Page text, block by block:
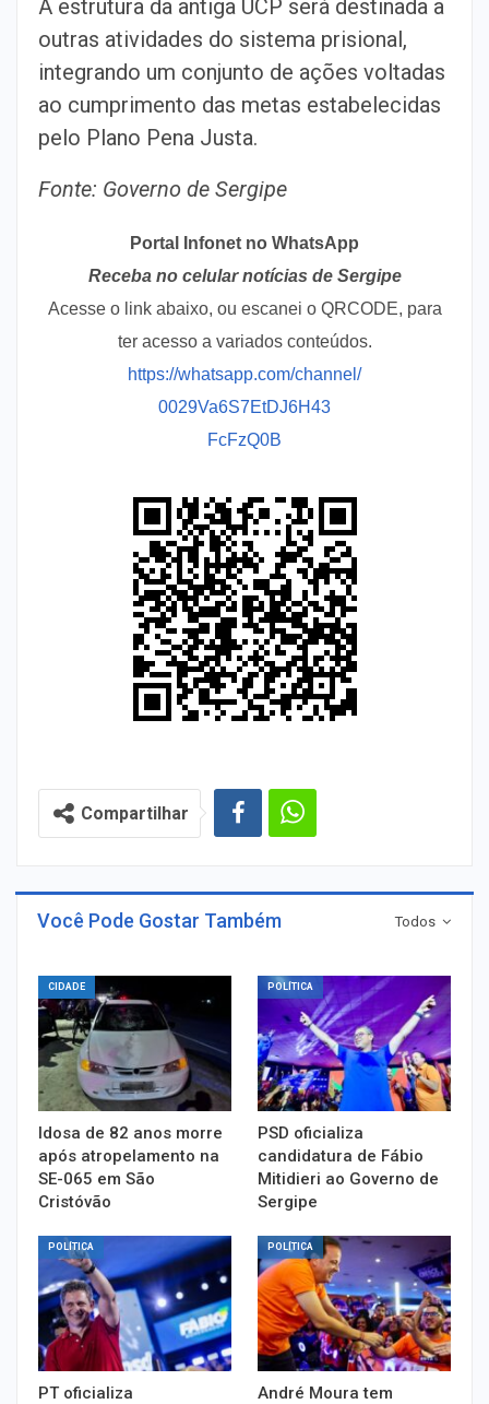
A estrutura da antiga UCP será destinada a
outras atividades do sistema prisional,
integrando um conjunto de ações voltadas
ao cumprimento das metas estabelecidas
pelo Plano Pena Justa.
Fonte: Governo de Sergipe
Portal Infonet no WhatsApp
Receba no celular notícias de Sergipe
Acesse o link abaixo, ou escanei o QRCODE, para
ter acesso a variados conteúdos.
https://whatsapp.com/channel/
0029Va6S7EtDJ6H43
FcFzQ0B
Compartilhar
Todos
Você Pode Gostar Também
CIDADE
Idosa de 82 anos morre
após atropelamento na
SE-065 em São
Cristóvão
POLÍTICA
PSD oficializa
candidatura de Fábio
Mitidieri ao Governo de
Sergipe
POLÍTICA
PT oficializa
POLÍTICA
André Moura tem